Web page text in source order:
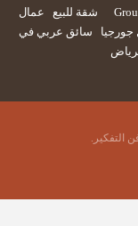
شقة للبيع
عمال
سائق عربي في